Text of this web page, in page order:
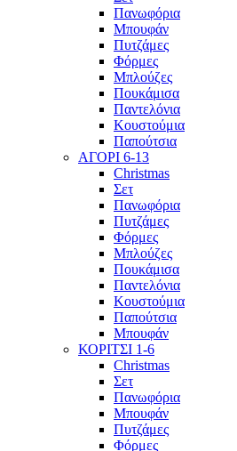
Πανωφόρια
Μπουφάν
Πυτζάμες
Φόρμες
Μπλούζες
Πουκάμισα
Παντελόνια
Κουστούμια
Παπούτσια
ΑΓΟΡΙ 6-13
Christmas
Σετ
Πανωφόρια
Πυτζάμες
Φόρμες
Μπλούζες
Πουκάμισα
Παντελόνια
Κουστούμια
Παπούτσια
Μπουφάν
ΚΟΡΙΤΣΙ 1-6
Christmas
Σετ
Πανωφόρια
Μπουφάν
Πυτζάμες
Φόρμες